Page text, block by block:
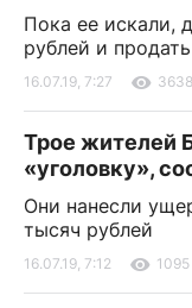
Пока ее искали,
рублей и
16.07.19, 7:27 3638
Трое жителей
«уголовку»,
Они нанесли
тысяч рублей
16.07.19, 7:12 1095